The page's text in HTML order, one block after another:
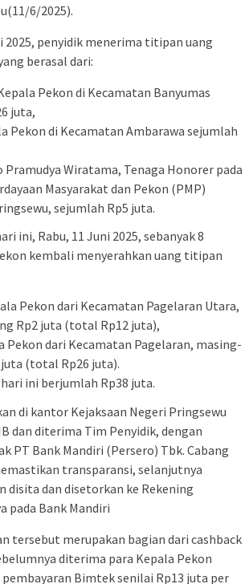
6/2025).
2025, penyidik menerima titipan uang
berasal dari:
Pekon di Kecamatan Banyumas
juta,
Pekon di Kecamatan Ambarawa sejumlah
Pramudya Wiratama, Tenaga Honorer pada
Masyarakat dan Pekon (PMP)
sejumlah Rp5 juta.
ini, Rabu, 11 Juni 2025, sebanyak 8
kembali menyerahkan uang titipan
Pekon dari Kecamatan Pagelaran Utara,
Rp2 juta (total Rp12 juta),
Pekon dari Kecamatan Pagelaran, masing-
(total Rp26 juta).
ini berjumlah Rp38 juta.
di kantor Kejaksaan Negeri Pringsewu
dan diterima Tim Penyidik, dengan
PT Bank Mandiri (Persero) Tbk. Cabang
transparansi, selanjutnya
disita dan disetorkan ke Rekening
pada Bank Mandiri
tersebut merupakan bagian dari cashback
diterima para Kepala Pekon
Bimtek senilai Rp13 juta per